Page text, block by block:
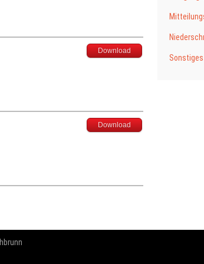
Download
Download
Sonstiges